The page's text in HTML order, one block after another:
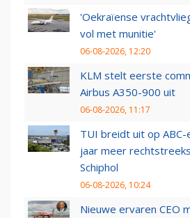
'Oekraïense
vol met munitie'
06-08-2026, 12:20
KLM stelt eerste
Airbus A350-900 uit
06-08-2026, 11:17
TUI breidt uit op ABC-
jaar meer
Schiphol
06-08-2026, 10:24
Nieuwe ervaren CEO